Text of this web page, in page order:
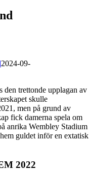
2024-09-
den trettonde upplagan av
skulle
men på grund av
fick damerna spela om
anrika Wembley Stadium
guldet inför en extatisk
2022